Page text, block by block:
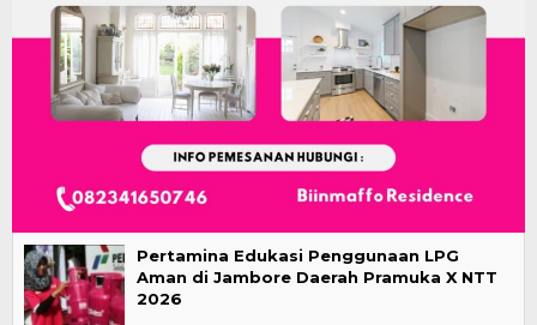
Pertamina Edukasi Penggunaan LPG
Aman di Jambore Daerah Pramuka X NTT
2026